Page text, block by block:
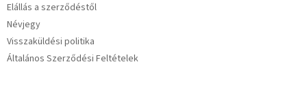
Elállás a szerződéstől
Névjegy
Visszaküldési politika
Általános Szerződési Feltételek